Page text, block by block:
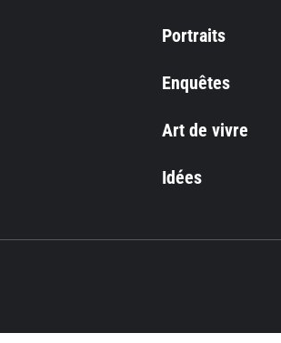
Portraits
Enquêtes
Art de vivre
Idées